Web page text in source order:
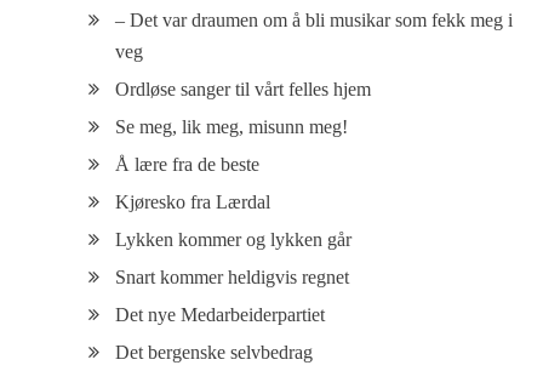
– Det var draumen om å bli musikar som fekk meg i
veg
Ordløse sanger til vårt felles hjem
Se meg, lik meg, misunn meg!
Å lære fra de beste
Kjøresko fra Lærdal
Lykken kommer og lykken går
Snart kommer heldigvis regnet
Det nye Medarbeiderpartiet
Det bergenske selvbedrag